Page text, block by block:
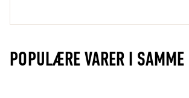
POPULÆRE VARER I SAMME